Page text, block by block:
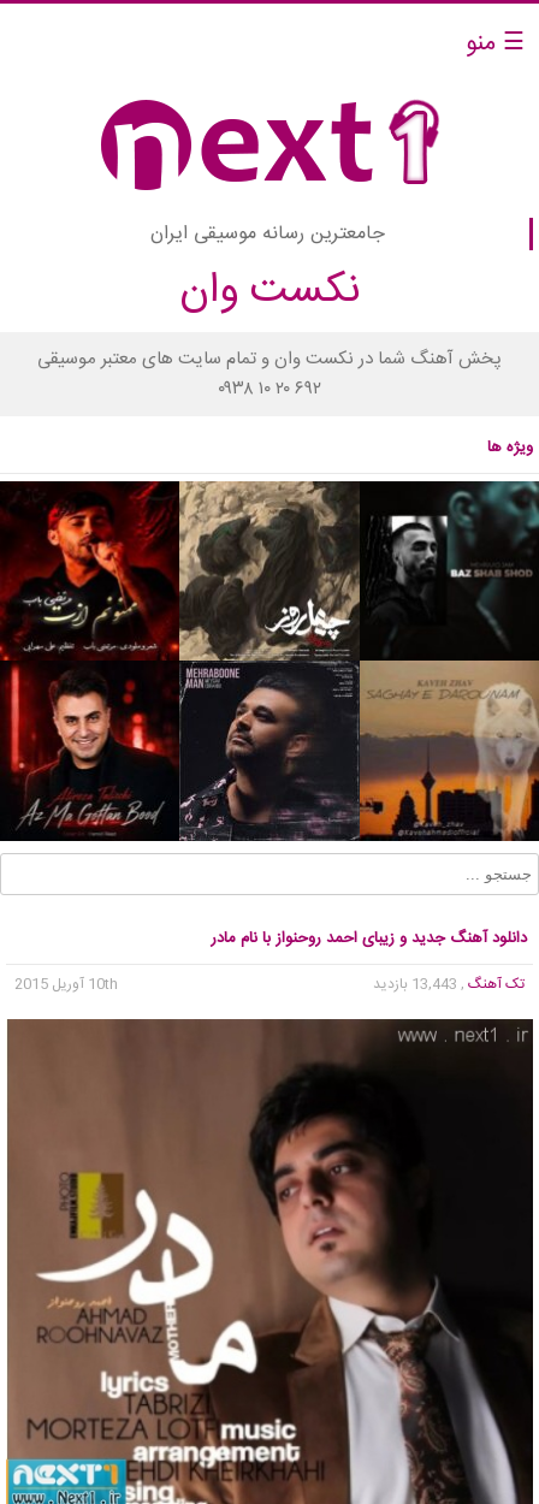
☰ منو
جامعترین رسانه موسیقی ایران
نکست وان
پخش آهنگ شما در نکست وان و تمام سایت های معتبر موسیقی
۰۹۳۸ ۱۰ ۲۰ ۶۹۲
ویژه ها
دانلود آهنگ جدید و زیبای احمد روحنواز با نام مادر
تک آهنگ , 13,443 بازدید 10th آوریل 2015